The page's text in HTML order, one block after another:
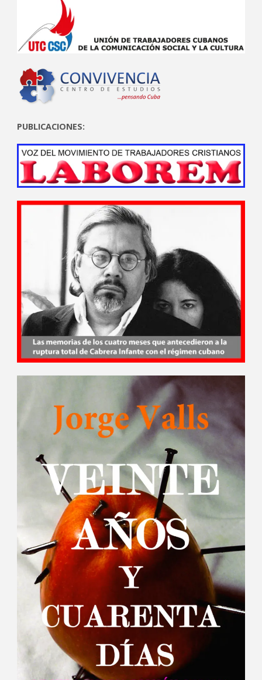
PUBLICACIONES: